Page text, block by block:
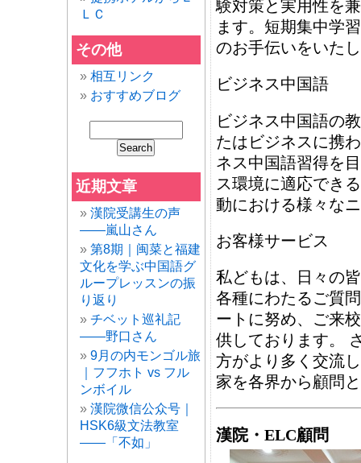
ＬＣ
その他
相互リンク
おすすめブログ
近期文章
漢院受講生の声
——嵐山さん
第8期｜闽菜と福建
文化を学ぶ中国語グ
ループレッスンの振
り返り
チベット巡礼記
——野口さん
9月の内モンゴル旅
｜フフホト vs フル
ンボイル
漢院微信公众号｜
HSK6級文法教室
——「不如」
験対策と実用性を
ます。短期集中学
のお手伝いをいた
ビジネス中国語
ビジネス中国語の
たはビジネスに携
ネス中国語習得を
ス環境に適応でき
動における様々な
お客様サービス
私どもは、日々の
各種にわたるご質
ートに努め、ご来
供しております。
方がより多く交流
家を各界から顧問
漢院・ELC顧問